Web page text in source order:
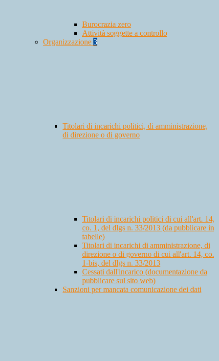
Burocrazia zero
Attività soggette a controllo
Organizzazione 3
Titolari di incarichi politici, di amministrazione,
di direzione o di governo
Titolari di incarichi politici di cui all'art. 14,
co. 1, del dlgs n. 33/2013 (da pubblicare in
tabelle)
Titolari di incarichi di amministrazione, di
direzione o di governo di cui all'art. 14, co.
1-bis, del dlgs n. 33/2013
Cessati dall'incarico (documentazione da
pubblicare sul sito web)
Sanzioni per mancata comunicazione dei dati